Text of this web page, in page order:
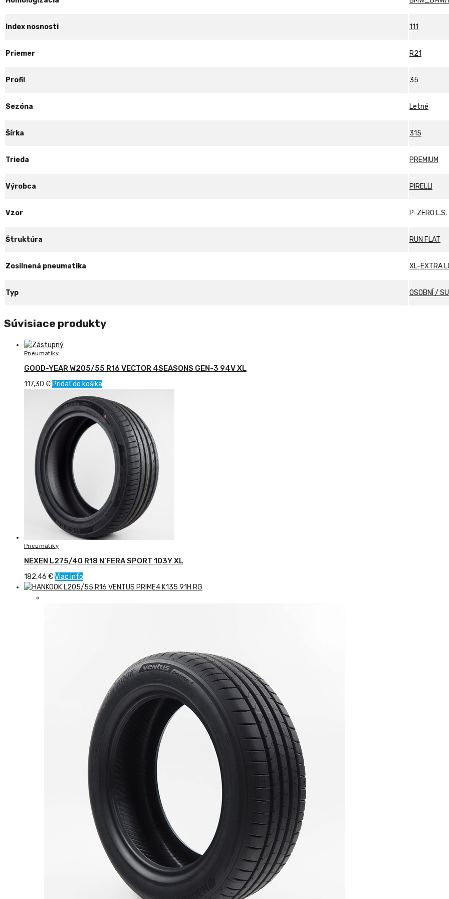
Index nosnosti 111
Priemer R21
Profil 35
Sezóna Letné
Šírka 315
Trieda PREMIUM
Výrobca PIRELLI
Vzor P-ZERO L.S.
Štruktúra RUN FLAT
Zosilnená pneumatika XL-EXTRA
Typ OSOBNÍ /
Súvisiace produkty
Pneumatiky
GOOD-YEAR W205/55 R16 VECTOR 4SEASONS GEN-3 94V XL
117,30 € Pridať do košíka
Pneumatiky
NEXEN L275/40 R18 N’FERA SPORT 103Y XL
182,46 €Viac info